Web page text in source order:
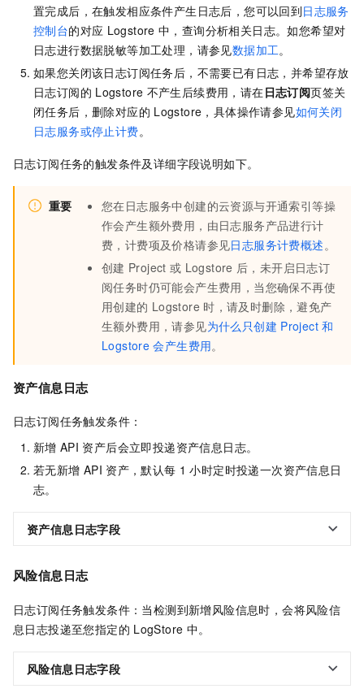
置完成后，在触发相应条件产生日志后，您可以回到日志服务
控制台的对应 Logstore 中，查询分析相关日志。如您希望对
日志进行数据脱敏等加工处理，请参见数据加工。
如果您关闭该日志订阅任务后，不需要已有日志，并希望存放
日志订阅的 Logstore 不产生后续费用，请在日志订阅页签关
闭任务后，删除对应的 Logstore，具体操作请参见如何关闭
日志服务或停止计费。
日志订阅任务的触发条件及详细字段说明如下。
重要
您在日志服务中创建的云资源与开通索引等操
作会产生额外费用，由日志服务产品进行计
费，计费项及价格请参见日志服务计费概述 。
创建 Project 或 Logstore 后，未开启日志订
阅任务时仍可能会产生费用，当您确保不再使
用创建的 Logstore 时，请及时删除，避免产
生额外费用，请参见为什么只创建 Project 和
Logstore 会产生费用。
资产信息日志
日志订阅任务触发条件：
新增 API 资产后会立即投递资产信息日志。
若无新增 API 资产，默认每 1 小时定时投递一次资产信息日
志。
资产信息日志字段
风险信息日志
日志订阅任务触发条件：当检测到新增风险信息时，会将风险信
息日志投递至您指定的 LogStore 中。
风险信息日志字段